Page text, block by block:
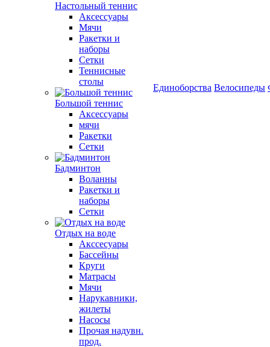
Настольный теннис
Аксессуары
Мячи
Ракетки и
наборы
Сетки
Теннисные
столы
Большой теннис
Аксессуары
мячи
Ракетки
Сетки
Бадминтон
Воланны
Ракетки и
наборы
Сетки
Отдых на воде
Акссесуары
Бассейны
Круги
Матрасы
Мячи
Нарукавники,
жилеты
Насосы
Прочая надувн.
прод.
Единоборства Велосипеды